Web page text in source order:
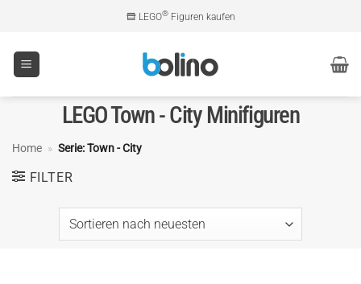
springen
LEGO®Figuren kaufen
LEGO Town - City Minifiguren
Home » Serie: Town - City
FILTER